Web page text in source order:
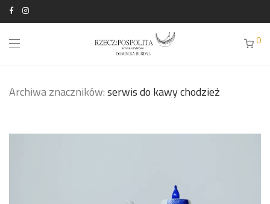
0
Archiwa znaczników: serwis do kawy chodzież